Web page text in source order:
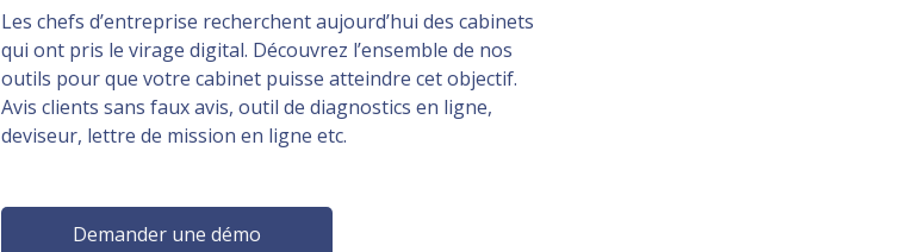
Les chefs d’entreprise recherchent aujourd’hui des cabinets
qui ont pris le virage digital. Découvrez l’ensemble de nos
outils pour que votre cabinet puisse atteindre cet objectif.
Avis clients sans faux avis, outil de diagnostics en ligne,
deviseur, lettre de mission en ligne etc.
Demander une démo